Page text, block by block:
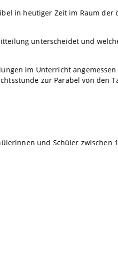
in heutiger Zeit im Raum der
unterscheidet und
im Unterricht
zur Parabel von den
und Schüler zwischen